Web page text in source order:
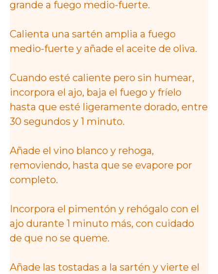
grande a fuego medio-fuerte.
Calienta una sartén amplia a fuego
medio-fuerte y añade el aceite de oliva.
Cuando esté caliente pero sin humear,
incorpora el ajo, baja el fuego y fríelo
hasta que esté ligeramente dorado, entre
30 segundos y 1 minuto.
Añade el vino blanco y rehoga,
removiendo, hasta que se evapore por
completo.
Incorpora el pimentón y rehógalo con el
ajo durante 1 minuto más, con cuidado
de que no se queme.
Añade las tostadas a la sartén y vierte el